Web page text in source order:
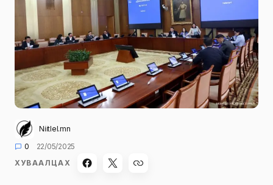
Niitlel.mn
0
22/05/2025
ХУВААЛЦАХ